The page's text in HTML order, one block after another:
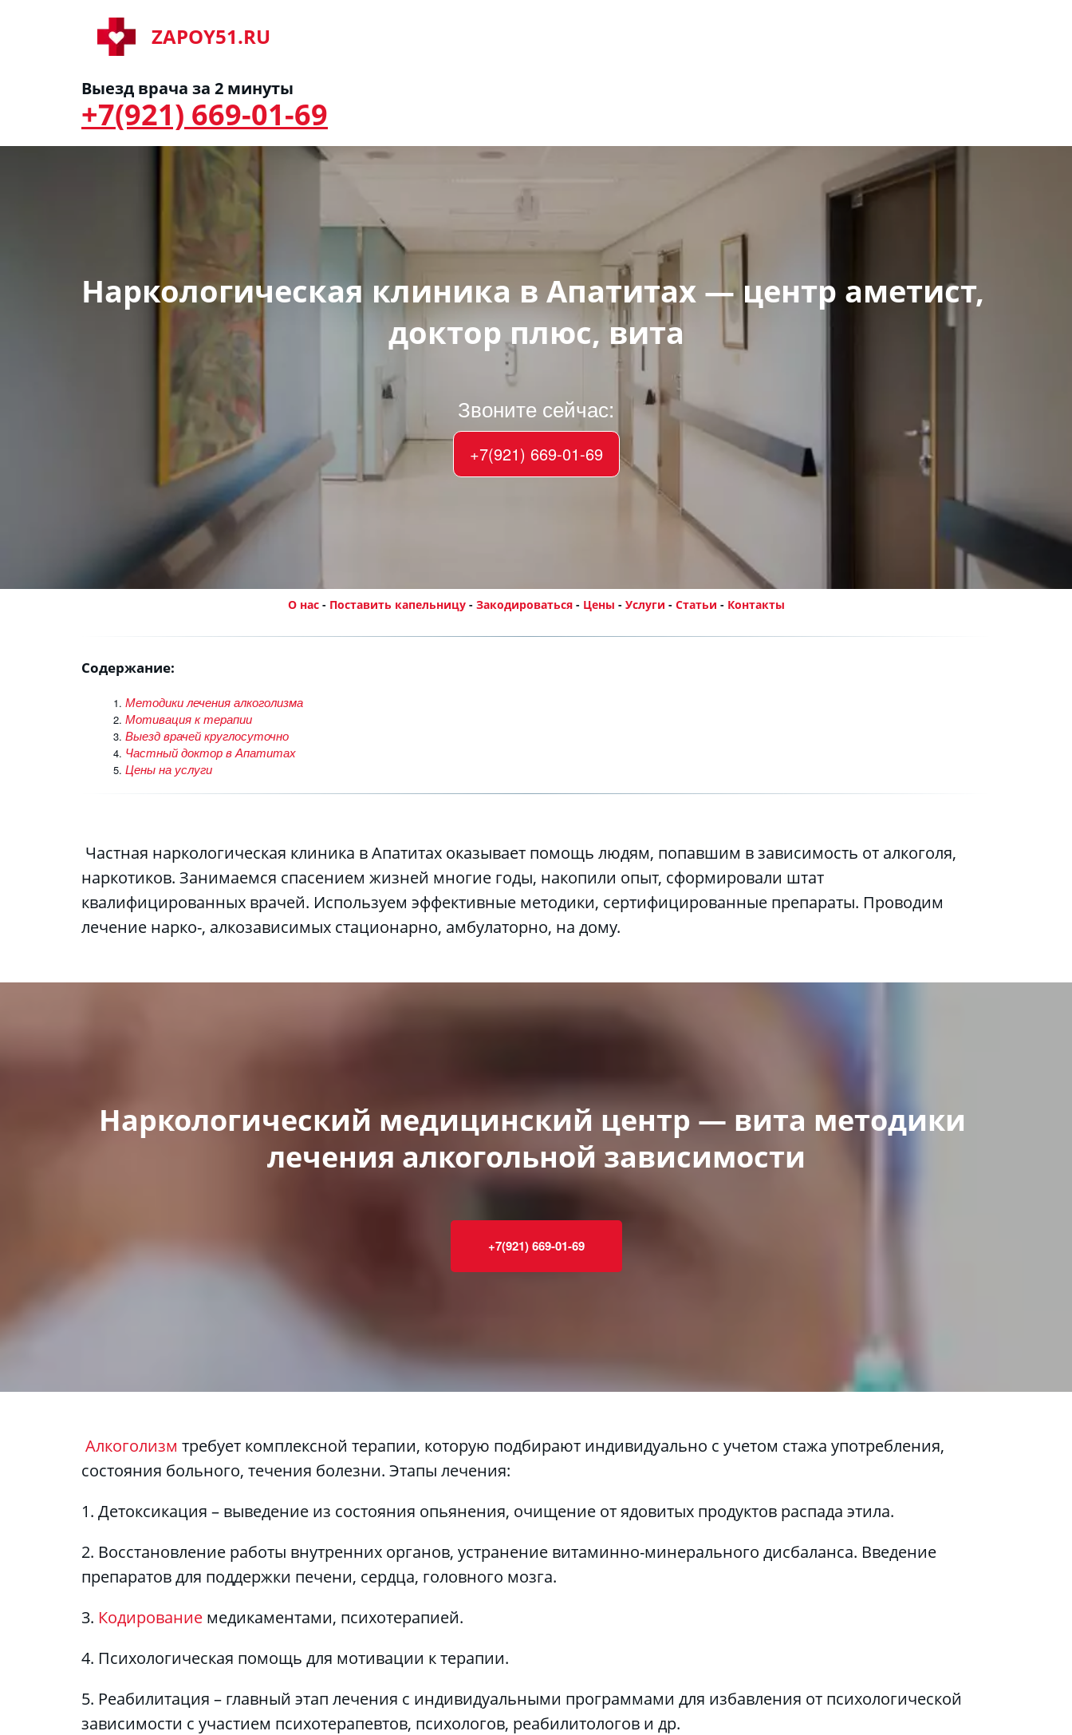
ZAPOY51.RU
Выезд врача за 2 минуты
+7(921) 669-01-69
Наркологическая клиника в Апатитах — центр аметист,
доктор плюс, вита
Звоните сейчас:
+7(921) 669-01-69
О нас - Поставить капельницу - Закодироваться - Цены - Услуги - Статьи - Контакты
Содержание:
Методики лечения алкоголизма
Мотивация к терапии
Выезд врачей круглосуточно
Частный доктор в Апатитах
Цены на услуги
наркотиков. Занимаемся спасением жизней многие годы, накопили опыт, сформировали штат
квалифицированных врачей. Используем эффективные методики, сертифицированные препараты. Проводим
лечение нарко-, алкозависимых стационарно, амбулаторно, на дому.
Наркологический медицинский центр — вита методики
лечения алкогольной зависимости
+7(921) 669-01-69
Алкоголизм требует комплексной терапии, которую подбирают индивидуально с учетом стажа употребления,
состояния больного, течения болезни. Этапы лечения:
1. Детоксикация – выведение из состояния опьянения, очищение от ядовитых продуктов распада этила.
2. Восстановление работы внутренних органов, устранение витаминно-минерального дисбаланса. Введение
препаратов для поддержки печени, сердца, головного мозга.
3. Кодирование медикаментами, психотерапией.
4. Психологическая помощь для мотивации к терапии.
5. Реабилитация – главный этап лечения с индивидуальными программами для избавления от психологической
зависимости с участием психотерапевтов, психологов, реабилитологов и др.